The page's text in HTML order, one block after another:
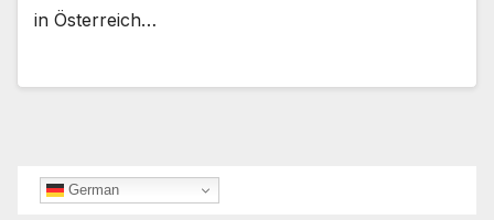
in Österreich…
German